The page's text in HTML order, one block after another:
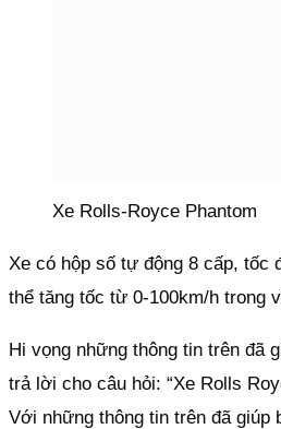
Xe Rolls-Royce Phantom
Xe có hộp số tự động 8 cấp, tốc
thể tăng tốc từ 0-100km/h trong
Hi vọng những thông tin trên đã
trả lời cho câu hỏi: “Xe Rolls
Với những thông tin trên đã giúp